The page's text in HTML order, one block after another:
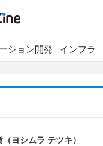
ション開発 インフラ
ヨシムラ テツキ）